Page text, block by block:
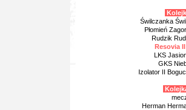
Świlczanka
Płomień
Rudzik
Resovia
LKS
GKS
Izolator II
Herman